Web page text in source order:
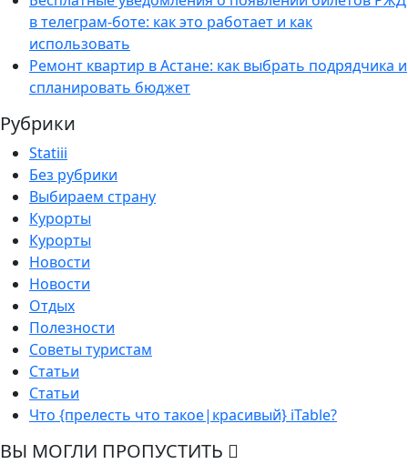
в телеграм-боте: как это работает и как
использовать
Ремонт квартир в Астане: как выбрать подрядчика и
спланировать бюджет
Рубрики
Statiii
Без рубрики
Выбираем страну
Курорты
Курорты
Новости
Новости
Отдых
Полезности
Советы туристам
Статьи
Статьи
Что {прелесть что такое|красивый} iTable?
ВЫ МОГЛИ ПРОПУСТИТЬ